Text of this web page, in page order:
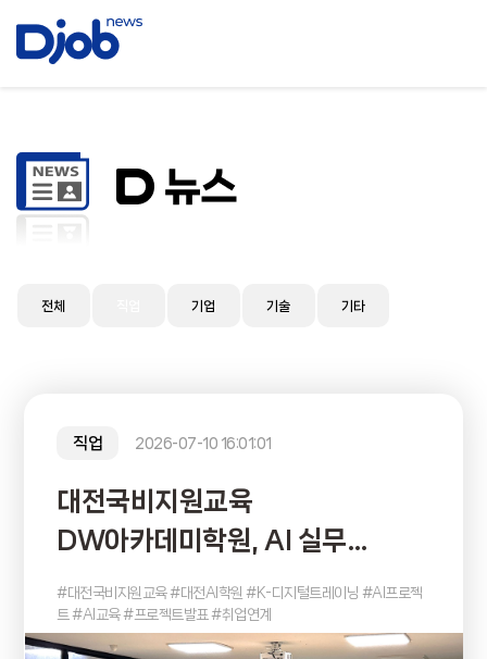
전체 기업 기술 기타
직업 2026-07-10 16:01:01
대전국비지원교육
DW아카데미학원, AI 실무
프로젝트 발표 성료! 취업
연계까지 이어진다
#대전국비지원교육 #대전AI학원 #K-디지털트레이닝 #AI프로젝
트 #AI교육 #프로젝트발표 #취업연계